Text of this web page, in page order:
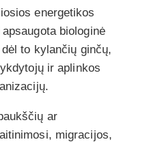
energetikos
biologinė
to kylančių ginčų,
ir aplinkos
ar
migracijos,